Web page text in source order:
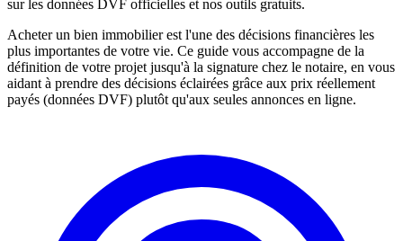
sur les données DVF officielles et nos outils gratuits.
Acheter un bien immobilier est l'une des décisions financières les
plus importantes de votre vie. Ce guide vous accompagne de la
définition de votre projet jusqu'à la signature chez le notaire, en vous
aidant à prendre des décisions éclairées grâce aux prix réellement
payés (données DVF) plutôt qu'aux seules annonces en ligne.